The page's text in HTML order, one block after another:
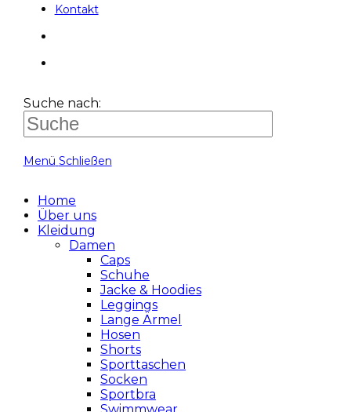
Kontakt
Suche nach:
Menü Schließen
Home
Über uns
Kleidung
Damen
Caps
Schuhe
Jacke & Hoodies
Leggings
Lange Ärmel
Hosen
Shorts
Sporttaschen
Socken
Sportbra